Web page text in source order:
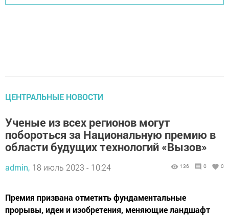
ЦЕНТРАЛЬНЫЕ НОВОСТИ
Ученые из всех регионов могут
побороться за Национальную премию в
области будущих технологий «Вызов»
admin, 18 июль 2023 - 10:24 136 0 0
Премия призвана отметить фундаментальные
прорывы, идеи и изобретения, меняющие ландшафт